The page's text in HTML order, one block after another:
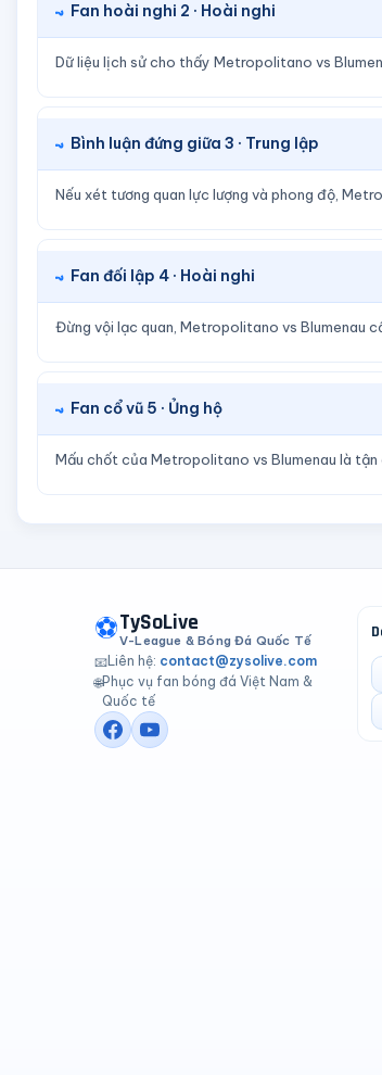
Fan hoài nghi 2 · Hoài nghi
Dữ liệu lịch sử cho thấy Metropolitano vs
Bình luận đứng giữa 3 · Trung lập
Nếu xét tương quan lực lượng và phong độ,
Fan đối lập 4 · Hoài nghi
Đừng vội lạc quan, Metropolitano vs Blumenau
Fan cổ vũ 5 · Ủng hộ
Mấu chốt của Metropolitano vs Blumenau là
⚽TySoLive
V-League & Bóng Đá Quốc Tế
📧Liên hệ: contact@zysolive.com
🌐Phục vụ fan bóng đá Việt Nam &
Quốc tế